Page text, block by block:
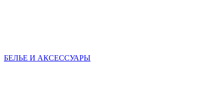
БЕЛЬЕ И АКСЕССУАРЫ